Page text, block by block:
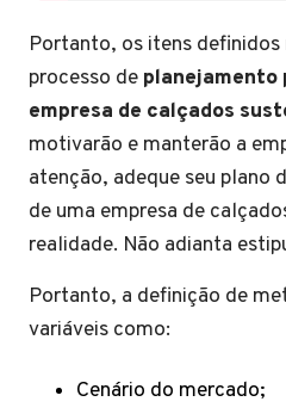
Portanto, os itens definidos
processo de planejamento
empresa de calçados
motivarão e manterão a
atenção, adeque seu plano
de uma empresa de
realidade. Não adianta
Portanto, a definição de
variáveis como:
Cenário do mercado;